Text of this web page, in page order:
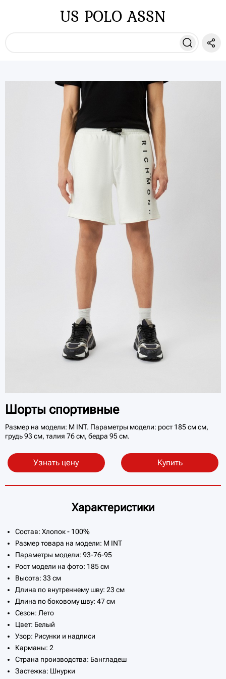
US POLO ASSN
Шорты спортивные
Размер на модели: M INT. Параметры модели: рост 185 см см,
грудь 93 см, талия 76 см, бедра 95 см.
Узнать цену Купить
Характеристики
Состав: Хлопок - 100%
Размер товара на модели: M INT
Параметры модели: 93-76-95
Рост модели на фото: 185 см
Высота: 33 см
Длина по внутреннему шву: 23 см
Длина по боковому шву: 47 см
Сезон: Лето
Цвет: Белый
Узор: Рисунки и надписи
Карманы: 2
Страна производства: Бангладеш
Застежка: Шнурки